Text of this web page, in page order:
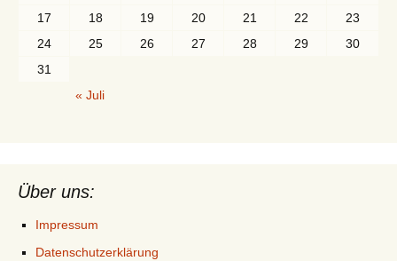
17
18 19 20 21 22
23
24
25 26 27 28 29
30
31
« Juli
Über uns:
Impressum
Datenschutzerklärung